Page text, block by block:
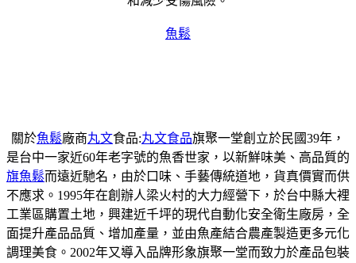
魚鬆
關於魚鬆廠商丸文食品:丸文食品旗聚一堂創立於民國39年，
是台中一家近60年老字號的魚香世家，以新鮮味美、高品質的
旗魚鬆而遠近馳名，由於口味、手藝傳統道地，貨真價實而供
不應求。1995年在創辦人梁火村的大力經營下，於台中縣大裡
工業區購置土地，興建近千坪的現代自動化安全衛生廠房，全
面提升產品品質、增加產量，並由魚產結合農產製造更多元化
調理美食。2002年又導入品牌形象旗聚一堂而致力於產品包裝